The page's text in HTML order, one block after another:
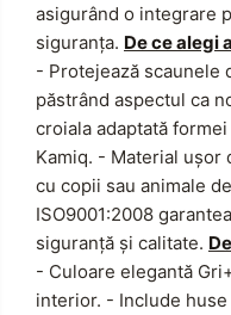
asigurând o integrare
siguranța. De ce alegi
- Protejează scaunele
păstrând aspectul ca
croiala adaptată
Kamiq. - Material ușor
cu copii sau animale
ISO9001:2008
siguranță și calitate.
- Culoare elegantă
interior. - Include